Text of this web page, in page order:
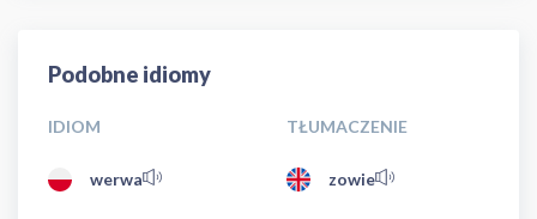
Podobne idiomy
IDIOM TŁUMACZENIE
werwa zowie